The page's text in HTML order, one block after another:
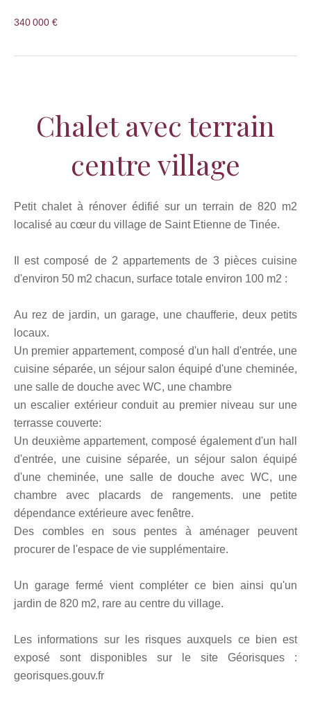
340 000 €
Chalet avec terrain
centre village
Petit chalet à rénover édifié sur un terrain de 820 m2
localisé au cœur du village de Saint Etienne de Tinée.
Il est composé de 2 appartements de 3 pièces cuisine
d'environ 50 m2 chacun, surface totale environ 100 m2 :
Au rez de jardin, un garage, une chaufferie, deux petits
locaux.
Un premier appartement, composé d'un hall d'entrée, une
cuisine séparée, un séjour salon équipé d'une cheminée,
une salle de douche avec WC, une chambre
un escalier extérieur conduit au premier niveau sur une
terrasse couverte:
Un deuxième appartement, composé également d'un hall
d'entrée, une cuisine séparée, un séjour salon équipé
d'une cheminée, une salle de douche avec WC, une
chambre avec placards de rangements. une petite
dépendance extérieure avec fenêtre.
Des combles en sous pentes à aménager peuvent
procurer de l'espace de vie supplémentaire.
Un garage fermé vient compléter ce bien ainsi qu'un
jardin de 820 m2, rare au centre du village.
Les informations sur les risques auxquels ce bien est
exposé sont disponibles sur le site Géorisques :
georisques.gouv.fr